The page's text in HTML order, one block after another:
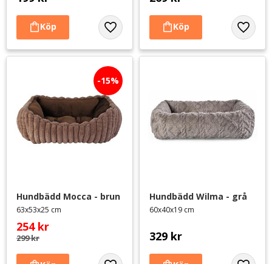
Lägg till i favoriter Lägg
Hundbädd Mocca - brun
63x53x25 cm
254kr
299kr
15%
Hundbädd Wilma - grå
60x40x19 cm
329 kr